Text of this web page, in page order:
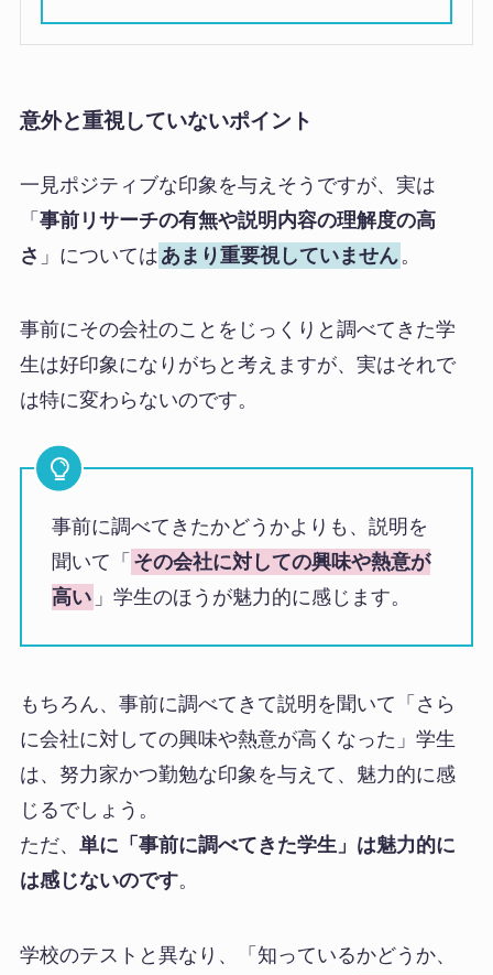
意外と重視していないポイント
一見ポジティブな印象を与えそうですが、実は
「 事前リサーチの有無や説明内容の理解度の高
さ 」については あまり重要視していません 。
事前にその会社のことをじっくりと調べてきた学
生は好印象になりがちと考えますが、実はそれで
は特に変わらないのです。
事前に調べてきたかどうかよりも、説明を
聞いて「 その会社に対しての興味や熱意が
高い 」学生のほうが魅力的に感じます。
もちろん、事前に調べてきて説明を聞いて「さら
に会社に対しての興味や熱意が高くなった」学生
は、努力家かつ勤勉な印象を与えて、魅力的に感
じるでしょう。
ただ、 単に「事前に調べてきた学生」は魅力的に
は感じないのです。
学校のテストと異なり、「知っているかどうか、